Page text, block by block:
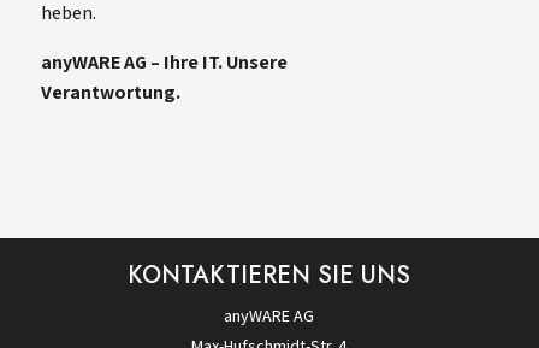
heben.
anyWARE AG – Ihre IT. Unsere
Verantwortung.
KONTAKTIEREN SIE UNS
anyWARE AG